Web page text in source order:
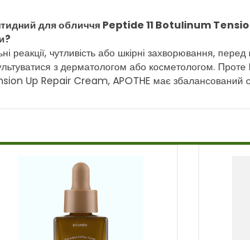
для обличчя Peptide 11 Botulinum
реакції, чутливість або шкірні захворювання,
з дерматологом або косметологом.
Up Repair Cream, APOTHE має збалансований